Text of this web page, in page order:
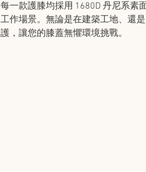
每一款護膝均採用 1680D 丹尼系素
工作場景。無論是在建築工地、還
護，讓您的膝蓋無懼環境挑戰。